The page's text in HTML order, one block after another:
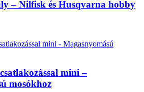
– Nilfisk és Husqvarna hobby
mini –
mosókhoz